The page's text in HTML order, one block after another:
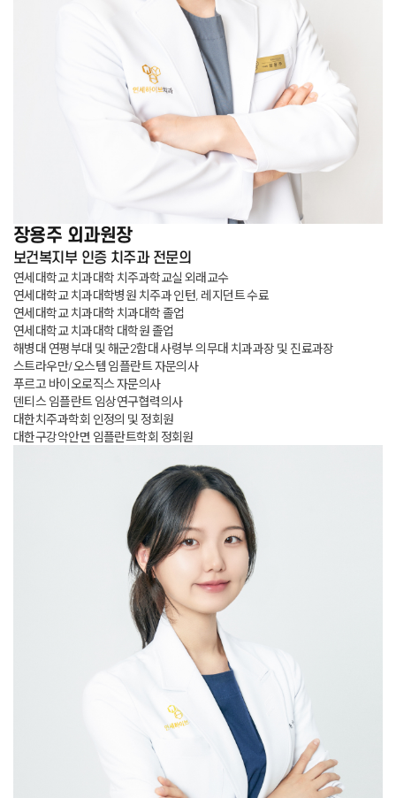
장용주 외과원장
보건복지부 인증 치주과 전문의
연세대학교 치과대학 치주과학교실 외래교수
연세대학교 치과대학병원 치주과 인턴, 레지던트 수료
연세대학교 치과대학 치과대학 졸업
연세대학교 치과대학 대학원 졸업
해병대 연평부대 및 해군2함대 사령부 의무대 치과과장 및 진료과장
스트라우만/오스템 임플란트 자문의사
푸르고 바이오로직스 자문의사
덴티스 임플란트 임상연구협력의사
대한치주과학회 인정의 및 정회원
대한구강악안면 임플란트학회 정회원